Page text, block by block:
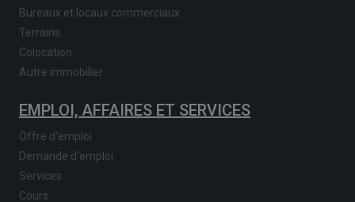
Bureaux et locaux commerciaux
Terrains
Colocation
Autre immobilier
EMPLOI, AFFAIRES ET SERVICES
Offre d'emploi
Demande d'emploi
Services
Cours